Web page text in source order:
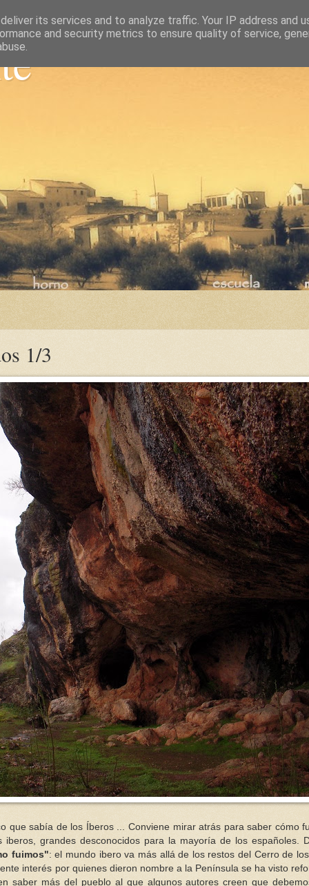
1/3
que sabía de los Íberos ... Conviene mirar atrás para saber cómo
iberos, grandes desconocidos para la mayoría de los españoles.
fuimos": el mundo ibero va más allá de los restos del Cerro de
interés por quienes dieron nombre a la Península se ha visto
saber más del pueblo al que algunos autores creen que
its services and to analyze traffic. Your IP address and
and security metrics to ensure quality of service,